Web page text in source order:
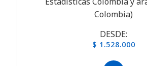
Colombia)
DESDE:
$ 1.528.000